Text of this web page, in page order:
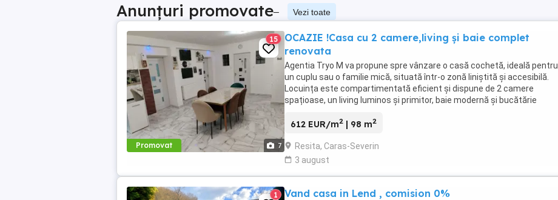
Anunțuri promovate– Vezi toate
Promovat 7
15
OCAZIE !Casa cu 2 camere,living și baie complet
renovata
Agentia Tryo M va propune spre vânzare o casă cochetă, ideală pentru
un cuplu sau o familie mică, situată într-o zonă liniștită și accesibilă.
Locuința este compartimentată eficient și dispune de 2 camere
spațioase, un living luminos și primitor, baie modernă și bucătărie
612 EUR/m2 | 98 m2
Resita, Caras-Severin
3 august
1 Vand casa in Lend , comision 0%